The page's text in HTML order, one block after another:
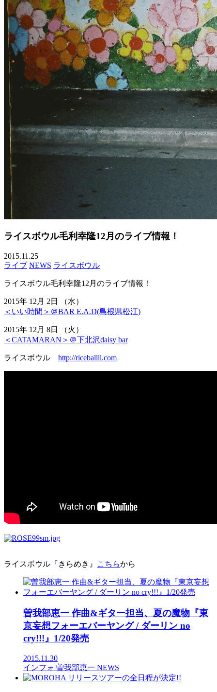
ライスボウル毛利幸隆12月のライブ情報！
2015.11.25
ライブ NEWS ライスボウル
ライスボウル毛利幸隆12月のライブ情報！
2015年 12月 2日 （水）
＜いい時間＞＠BAR E.A.D(島根県松江)
2015年 12月 8日 （火）
＜CATAMARAN＞＠下北沢daisy bar
ライスボウル http://riceballll.com
ライスボウル『きらめき』 こちらから
曽我部恵一 作曲&ギター担当、夏の魔物『東
京妄想フォーエバーヤング / ダーリン no
cry!!!』1/20発売
2015.11.30
インフォ 曽我部恵一 NEWS